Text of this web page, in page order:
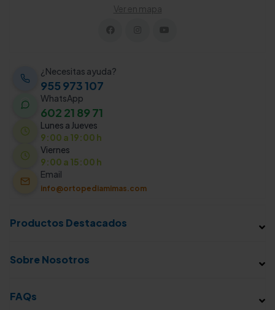
Ver en mapa
¿Necesitas ayuda?
955 973 107
WhatsApp
602 21 89 71
Lunes a Jueves
9:00 a 19:00 h
Viernes
9:00 a 15:00 h
Email
info@ortopediamimas.com
Productos Destacados
Sobre Nosotros
FAQs